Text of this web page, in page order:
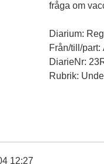
fråga om
Diarium:
Från/till/
DiarieNr:
Rubrik:
12:27